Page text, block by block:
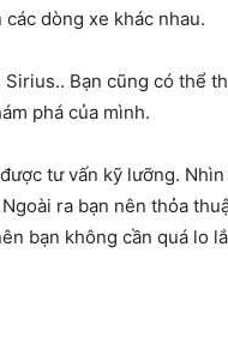
dòng xe khác nhau.
Bạn cũng có thể
phá của mình.
tư vấn kỹ lưỡng. Nhìn
ra bạn nên thỏa
bạn không cần quá lo